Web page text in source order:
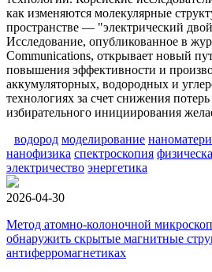
как изменяются молекулярные
пространстве — "электрический
Исследование, опубликованное в
Communications, открывает новый
повышения эффективности и
аккумуляторных, водородных и
технологиях за счет снижения
избирательного инициирования
водород моделирование
нанофизика спектроскопия
электричество энергетика
2026-04-30
Метод атомно-колоночной
обнаружить скрытые магнитные
антиферромагнетиках